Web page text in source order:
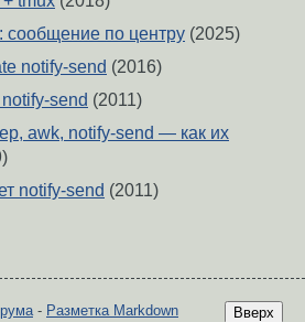
сообщение по центру (2025)
notify-send (2016)
send (2011)
awk, notify-send — как их
notify-send (2011)
Вверх
- Разметка Markdown